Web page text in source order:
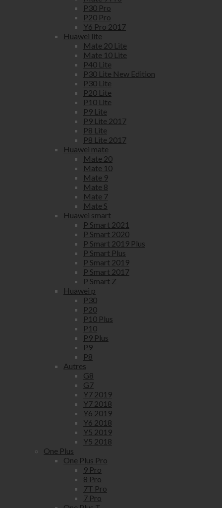
P30 Pro
P20 Pro
Y6 Pro 2017
Huawei lite
Mate 20 Lite
Mate 10 Lite
P40 Lite
P30 Lite New Edition
P30 Lite
P20 Lite
P10 Lite
P9 Lite
P9 Lite 2017
P8 Lite
P8 Lite 2017
Huawei mate
Mate 20
Mate 10
Mate 9
Mate 8
Mate 7
Mate S
Huawei smart
P Smart 2021
P Smart 2020
P Smart 2019 Plus
P Smart Plus
P Smart 2019
P Smart 2017
P Smart Z
Huawei p
P30
P20
P10 Plus
P10
P9 Plus
P9
P8
Autres
G8
G7
Y7 2019
Y7 2018
Y6 2019
Y6 2018
Y5 2019
Y5 2018
One Plus
One Plus Pro
9 Pro
8 Pro
7T Pro
7 Pro